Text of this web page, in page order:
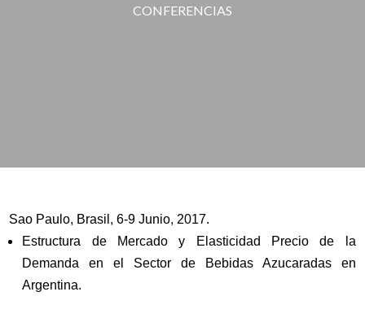
CONFERENCIAS
Sao Paulo, Brasil, 6-9 Junio, 2017.
Estructura de Mercado y Elasticidad Precio de la
Demanda en el Sector de Bebidas Azucaradas en
Argentina.